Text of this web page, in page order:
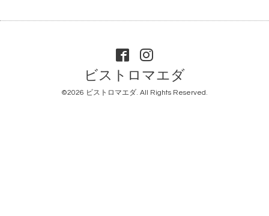
ビストロマエダ
©2026 ビストロマエダ. All Rights Reserved.